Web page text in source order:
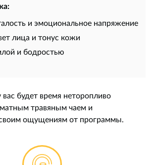
и эмоциональное напряжение
лица и тонус кожи
и бодростью
будет время неторопливо
травяным чаем и
ощущениям от программы.